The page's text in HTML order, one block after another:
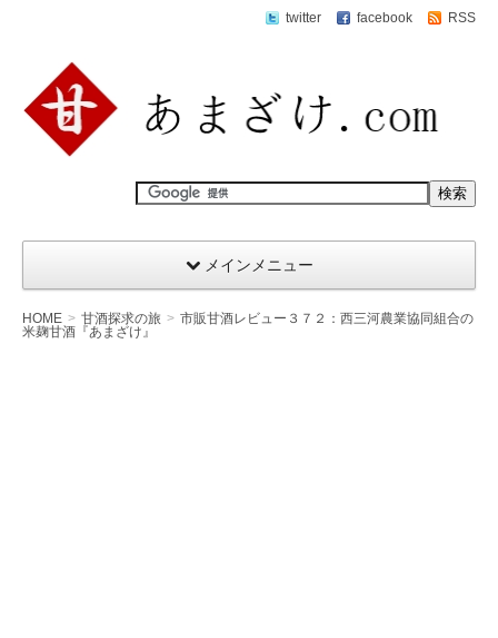
twitter facebook RSS
メインメニュー
HOME 甘酒探求の旅
市販甘酒レビュー３７２：西三河農業協同組合の
米麹甘酒『あまざけ』